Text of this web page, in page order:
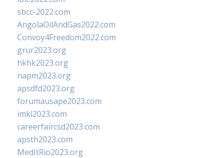
sbcc-2022.com
AngolaOilAndGas2022.com
Convoy4Freedom2022.com
grur2023.org
hkhk2023.org
napm2023.org
apsdfd2023.org
forumausape2023.com
imkl2023.com
careerfaircsd2023.com
apsth2023.com
MedItRio2023.org